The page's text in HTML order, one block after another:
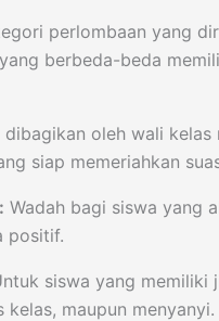
perlombaan yang
berbeda-beda
oleh wali kelas
siap memeriahkan
Wadah bagi siswa yang
positif.
siswa yang memiliki
kelas, maupun menyanyi.